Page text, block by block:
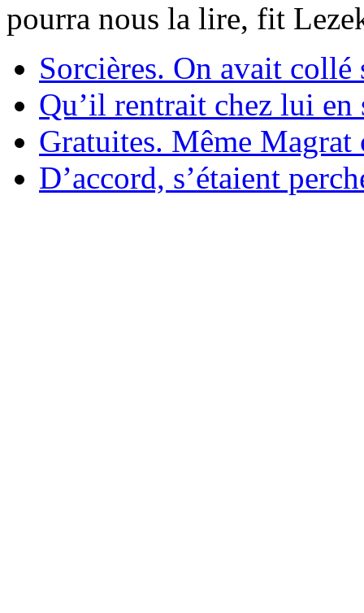
pourra nous la lire, fit
Sorcières. On avait collé
Qu’il rentrait chez lui en
Gratuites. Même Magrat
D’accord, s’étaient